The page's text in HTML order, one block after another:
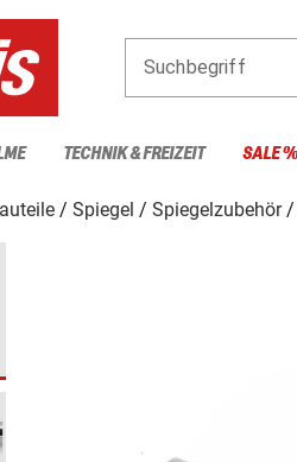
Suchbegriff
TECHNIK & FREIZEIT SALE %
Spiegel Spiegelzubehör